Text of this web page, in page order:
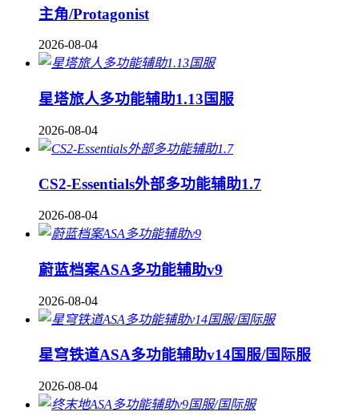
主角/Protagonist
2026-08-04
星塔旅人多功能辅助1.13国服
2026-08-04
CS2-Essentials外部多功能辅助1.7
2026-08-04
蔚蓝档案ASA多功能辅助v9
2026-08-04
星穹铁道ASA多功能辅助v14国服/国际服
2026-08-04